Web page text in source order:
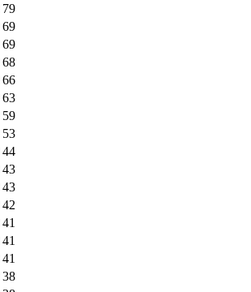
79
69
69
68
66
63
59
53
44
43
43
42
41
41
41
38